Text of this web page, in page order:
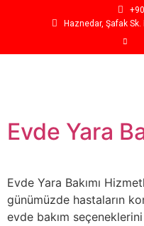
Haznedar, Şafak
Evde Yara
Evde Yara Bakımı
günümüzde hastaların
evde bakım